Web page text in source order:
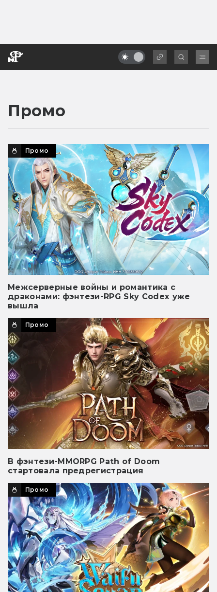
Промо
Промо
Межсерверные войны и романтика с
драконами: фэнтези-RPG Sky Codex уже
вышла
Промо
В фэнтези-MMORPG Path of Doom
стартовала предрегистрация
Промо